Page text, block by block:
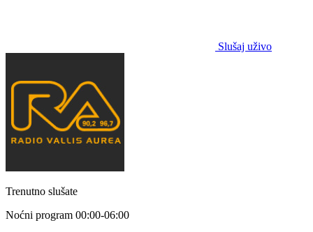
Slušaj uživo
Trenutno slušate
Noćni program 00:00-06:00